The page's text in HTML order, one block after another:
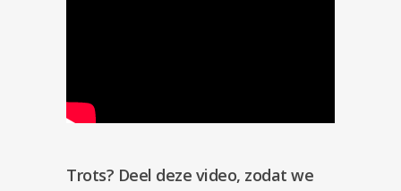
Trots? Deel deze video, zodat we